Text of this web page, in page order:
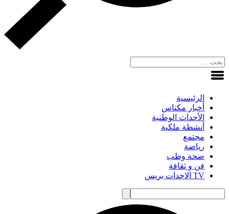
الرئيسية
أخبار مكناس
الأحداث الوطنية
أنشطة ملكية
مجتمع
رياضة
صحة وطب
فن و ثقافة
TV الاحدات بريس